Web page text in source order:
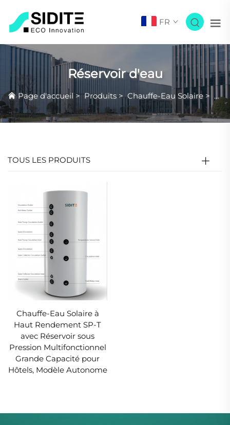
FR
Réservoir d'eau
Page d'accueil >Produits>Chauffe-Eau Solaire >
TOUS LES PRODUITS
Chauffe-Eau Solaire à
Haut Rendement SP-T
avec Réservoir sous
Pression Multifonctionnel
Grande Capacité pour
Hôtels, Modèle Autonome